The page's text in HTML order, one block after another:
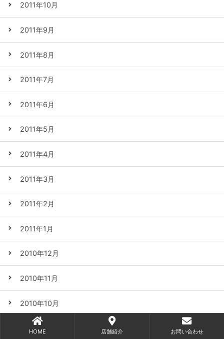
2011年10月
2011年9月
2011年8月
2011年7月
2011年6月
2011年5月
2011年4月
2011年3月
2011年2月
2011年1月
2010年12月
2010年11月
2010年10月
2010年9月
HOME 店舗紹介 お問い合わせ